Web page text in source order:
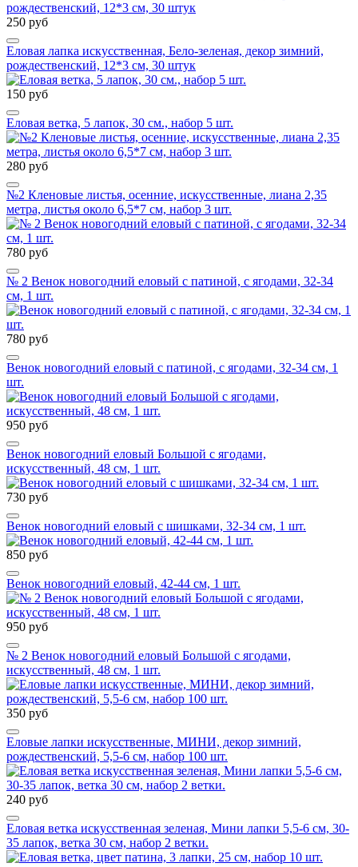
250 руб
Еловая лапка искусственная, Бело-зеленая, декор зимний,
рождественский, 12*3 см, 30 штук
150 руб
Еловая ветка, 5 лапок, 30 см., набор 5 шт.
280 руб
№2 Кленовые листья, осенние, искусственные, лиана 2,35
метра, листья около 6,5*7 см, набор 3 шт.
780 руб
№ 2 Венок новогодний еловый с патиной, с ягодами, 32-34
см, 1 шт.
780 руб
Венок новогодний еловый с патиной, с ягодами, 32-34 см, 1
шт.
950 руб
Венок новогодний еловый Большой с ягодами,
искусственный, 48 см, 1 шт.
730 руб
Венок новогодний еловый с шишками, 32-34 см, 1 шт.
850 руб
Венок новогодний еловый, 42-44 см, 1 шт.
950 руб
№ 2 Венок новогодний еловый Большой с ягодами,
искусственный, 48 см, 1 шт.
350 руб
Еловые лапки искусственные, МИНИ, декор зимний,
рождественский, 5,5-6 см, набор 100 шт.
240 руб
Еловая ветка искусственная зеленая, Мини лапки 5,5-6 см, 30-
35 лапок, ветка 30 см, набор 2 ветки.